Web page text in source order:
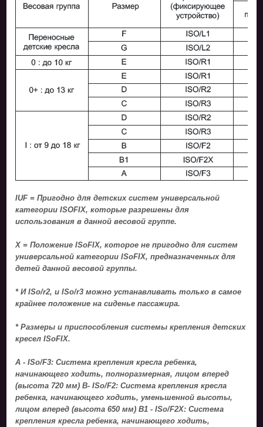
IUF = Пригодно для детских систем универсальной
категории ISOFIX, которые разрешены для
использования в данной весовой группе.
X = Положение ISoFIX, которое не пригодно для систем
универсальной категории ISoFIX, предназначенных для
детей данной весовой группы.
* И ISo/r2, и ISo/r3 можно устанавливать только в самое
крайнее положение на сиденье пассажира.
* Размеры и приспособления системы крепления детских
кресел ISoFIX.
A - ISo/F3: Система крепления кресла ребенка,
начинающего ходить, полноразмерная, лицом вперед
(высота 720 мм) B- ISo/F2: Система крепления кресла
ребенка, начинающего ходить, уменьшенной высоты,
лицом вперед (высота 650 мм) B1 - ISo/F2X: Система
крепления кресла ребенка, начинающего ходить,